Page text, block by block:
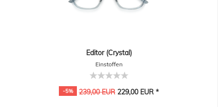
Editor (Crystal)
Einstoffen
-5% 239,00 EUR 229,00 EUR *